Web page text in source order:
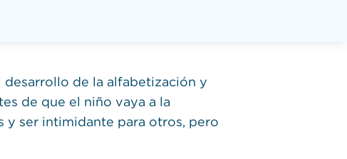
desarrollo de la alfabetización y
de que el niño vaya a la
y ser intimidante para otros, pero